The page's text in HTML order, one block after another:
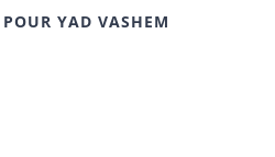
YAD VASHEM